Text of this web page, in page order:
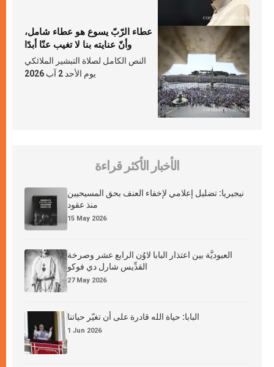
عطاء الرّبّ يسوع هو عطاء شامل،
وأنّ عنايته بنا لا تغيب عنّا أبدًا
النص الكامل لصلاة التبشير الملائكي
يوم الأحد 2 آب 2026
الأخبار الأكثر قراءة
نيجيريا: تضليل إعلامي لإخفاء العنف بحق المسيحيين
منذ عقود
15 May 2026
العبوديَّة بين اعتذار البابا لاوُن الرابع عشر وصرخة
القدِّيس شارل دي فوكو
27 May 2026
البابا: حياة الله قادرة على أن تغيّر حياتنا
1 Jun 2026